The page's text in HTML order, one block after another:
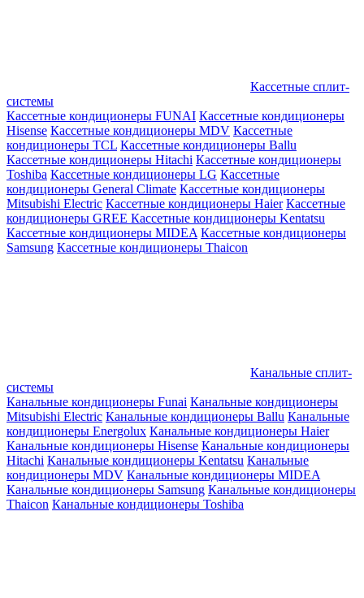
Кассетные сплит-
системы
Кассетные кондиционеры FUNAI Кассетные кондиционеры
Hisense Кассетные кондиционеры MDV Кассетные
кондиционеры TCL Кассетные кондиционеры Ballu
Кассетные кондиционеры Hitachi Кассетные кондиционеры
Toshiba Кассетные кондиционеры LG Кассетные
кондиционеры General Climate Кассетные кондиционеры
Mitsubishi Electric Кассетные кондиционеры Haier Кассетные
кондиционеры GREE Кассетные кондиционеры Kentatsu
Кассетные кондиционеры MIDEA Кассетные кондиционеры
Samsung Кассетные кондиционеры Thaicon
Канальные сплит-
системы
Канальные кондиционеры Funai Канальные кондиционеры
Mitsubishi Electric Канальные кондиционеры Ballu Канальные
кондиционеры Energolux Канальные кондиционеры Haier
Канальные кондиционеры Hisense Канальные кондиционеры
Hitachi Канальные кондиционеры Kentatsu Канальные
кондиционеры MDV Канальные кондиционеры MIDEA
Канальные кондиционеры Samsung Канальные кондиционеры
Thaicon Канальные кондиционеры Toshiba